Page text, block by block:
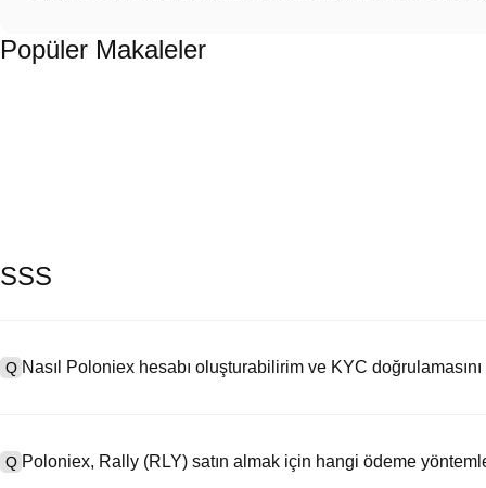
Popüler Makaleler
SSS
Q Nasıl Poloniex hesabı oluşturabilirim ve KYC
Kaydolduktan sonra, "Ayarlar" > "Güvenlik" bölümüne gidin,
Q Poloniex, Rally (RLY) satın almak için hangi ödeme